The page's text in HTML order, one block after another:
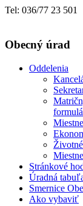
Tel: 036/77 23 501
Obecný úrad
Oddelenia
Stránkové
Úradná
Smernice
Ako vybaviť